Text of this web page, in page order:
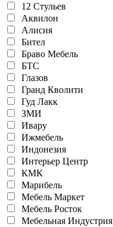
12 Стульев
Аквилон
Алисия
Бител
Браво Мебель
БТС
Глазов
Гранд Кволити
Гуд Лакк
ЗМИ
Ивару
Ижмебель
Индонезия
Интерьер Центр
КМК
Марибель
Мебель Маркет
Мебель Росток
Мебельная Индустрия